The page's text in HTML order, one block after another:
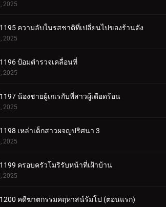
2025
ความลับในรสชาติที่เปลี่ยนไปของร้านดัง
2025
ป้อมตำรวจเคลื่อนที่
2025
น้องชายผู้เกเรกับพี่สาวผู้เดือดร้อน
2025
เหล่าเด็กสาวผจญปริศนา 3
2025
ครอบครัวโมริรับหน้าที่เฝ้าบ้าน
2025
คดีฆาตกรรมคฤหาสน์รัมโป (ตอนแรก)